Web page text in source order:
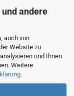
andere
auch von
Website zu
und Ihnen
Weitere
.